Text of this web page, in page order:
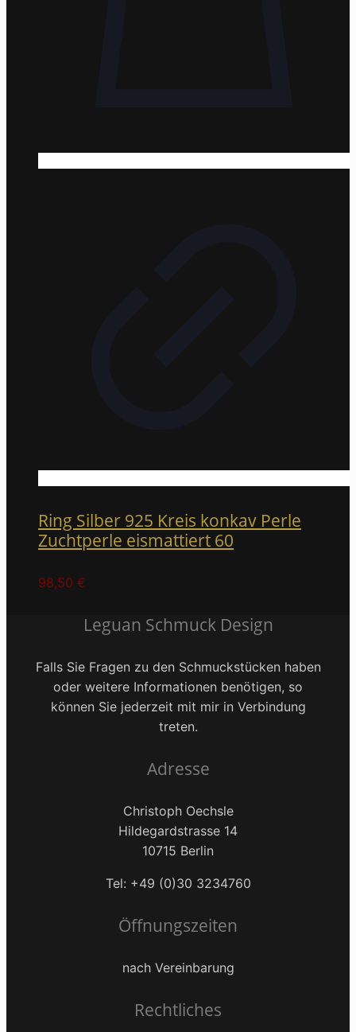
Ring Silber 925 Kreis konkav Perle
Zuchtperle eismattiert 60
98,50 €
Leguan Schmuck Design
Falls Sie Fragen zu den Schmuckstücken haben
oder weitere Informationen benötigen, so
können Sie jederzeit mit mir in Verbindung
treten.
Adresse
Christoph Oechsle
Hildegardstrasse 14
10715 Berlin
Tel: +49 (0)30 3234760
Öffnungszeiten
nach Vereinbarung
Rechtliches